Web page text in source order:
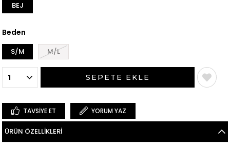
BEJ
Beden
S/M M/L
TAVSIYE ET YORUM YAZ
ÜRÜN ÖZELLIKLERI